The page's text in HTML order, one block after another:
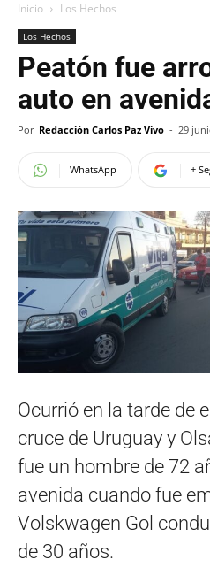
Inicio Los Hechos
Los Hechos
Peatón fue
auto en
Por Redacción Carlos Paz Vivo - 29
WhatsApp +
Ocurrió en la tarde de
cruce de Uruguay y
fue un hombre de 72
avenida cuando fue
Volskwagen Gol
de 30 años.